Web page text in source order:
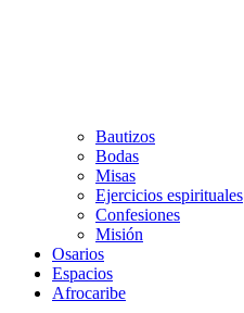
Bautizos
Bodas
Misas
Ejercicios espirituales
Confesiones
Misión
Osarios
Espacios
Afrocaribe